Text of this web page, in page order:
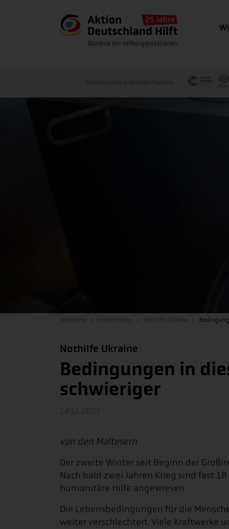
Nothilfe Ukraine
Bedingungen in
schwieriger
von den Maltesern
Der zweite Winter seit Beginn der
Nach bald zwei Jahren Krieg sind fast
humanitäre Hilfe angewiesen.
Die Lebensbedingungen für die
weiter verschlechtert. Viele Kraftwerke